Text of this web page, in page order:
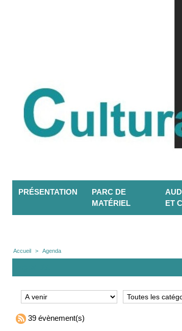
PRÉSENTATION
PARC DE
MATÉRIEL
ET
Accueil > Agenda
39 évènement(s)